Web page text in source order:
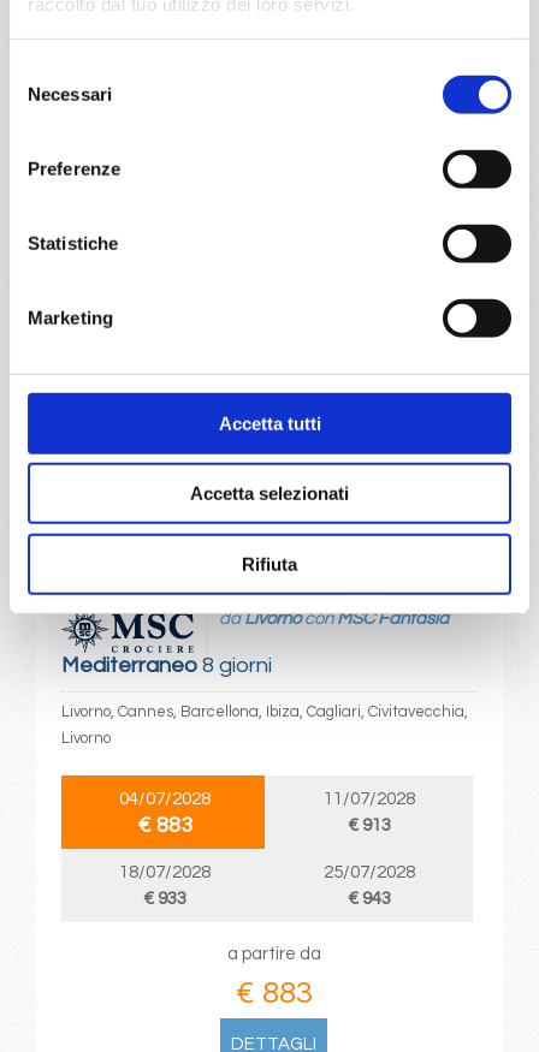
delNecessari
Preferenze
Statistiche
Marketing
Accetta tutti
Accetta selezionati
Rifiuta
Civitavecchia, Livorno, Cannes, Barcellona, Ibiza, Cagliari,
€ 1.023
a partire da
€ 883
DETTAGLI
Mediterraneo8 giorni
daLivornoconMSC Fantasia
Livorno, Cannes, Barcellona, Ibiza, Cagliari, Civitavecchia,
Livorno
04/07/2028
€ 883
11/07/2028
€ 913
18/07/2028
€ 933
25/07/2028
€ 943
a partire da
€ 883
DETTAGLI